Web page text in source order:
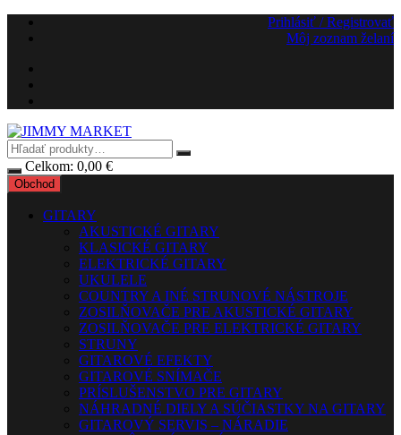
Preskočiť
Prihlásiť / Registrovať
Môj zoznam želaní
Celkom: 0,00 €
Obchod
GITARY
AKUSTICKÉ GITARY
KLASICKÉ GITARY
ELEKTRICKÉ GITARY
UKULELE
COUNTRY A INÉ STRUNOVÉ NÁSTROJE
ZOSILŇOVAČE PRE AKUSTICKÉ GITARY
ZOSILŇOVAČE PRE ELEKTRICKÉ GITARY
STRUNY
GITAROVÉ EFEKTY
GITAROVÉ SNÍMAČE
PRÍSLUŠENSTVO PRE GITARY
NÁHRADNÉ DIELY A SÚČIASTKY NA GITARY
GITAROVÝ SERVIS – NÁRADIE